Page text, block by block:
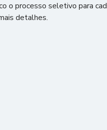
o processo seletivo para
detalhes.